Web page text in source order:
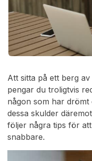
Att sitta på ett berg
pengar du troligtvis
någon som har drömt
dessa skulder
följer några tips för
snabbare.